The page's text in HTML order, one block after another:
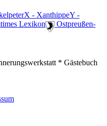
X - XanthippeY -
Lexikon
️ Ostpreußen-
* Gästebuch